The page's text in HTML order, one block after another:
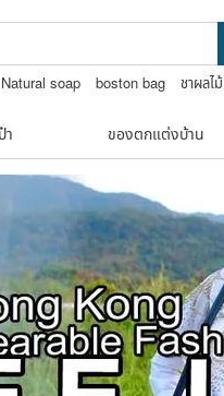
Natural soap boston bag
ชาผลไม้
า ของตกแต่งบ้าน